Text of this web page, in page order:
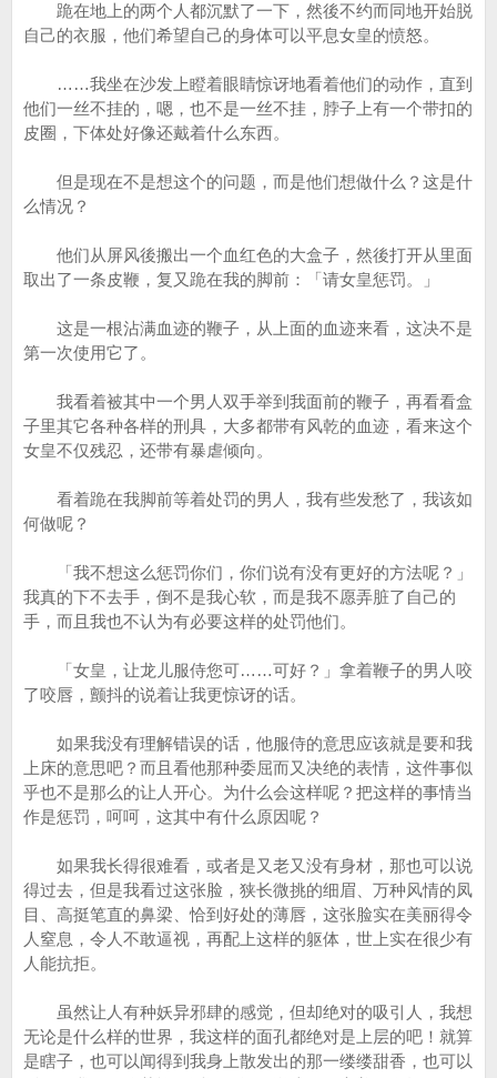
跪在地上的两个人都沉默了一下，然後不约而同地开始脱
自己的衣服，他们希望自己的身体可以平息女皇的愤怒。
……我坐在沙发上瞪着眼睛惊讶地看着他们的动作，直到
他们一丝不挂的，嗯，也不是一丝不挂，脖子上有一个带扣的
皮圈，下体处好像还戴着什么东西。
但是现在不是想这个的问题，而是他们想做什么？这是什
么情况？
他们从屏风後搬出一个血红色的大盒子，然後打开从里面
取出了一条皮鞭，复又跪在我的脚前：「请女皇惩罚。」
这是一根沾满血迹的鞭子，从上面的血迹来看，这决不是
第一次使用它了。
我看着被其中一个男人双手举到我面前的鞭子，再看看盒
子里其它各种各样的刑具，大多都带有风乾的血迹，看来这个
女皇不仅残忍，还带有暴虐倾向。
看着跪在我脚前等着处罚的男人，我有些发愁了，我该如
何做呢？
「我不想这么惩罚你们，你们说有没有更好的方法呢？」
我真的下不去手，倒不是我心软，而是我不愿弄脏了自己的
手，而且我也不认为有必要这样的处罚他们。
「女皇，让龙儿服侍您可……可好？」拿着鞭子的男人咬
了咬唇，颤抖的说着让我更惊讶的话。
如果我没有理解错误的话，他服侍的意思应该就是要和我
上床的意思吧？而且看他那种委屈而又决绝的表情，这件事似
乎也不是那么的让人开心。为什么会这样呢？把这样的事情当
作是惩罚，呵呵，这其中有什么原因呢？
如果我长得很难看，或者是又老又没有身材，那也可以说
得过去，但是我看过这张脸，狭长微挑的细眉、万种风情的凤
目、高挺笔直的鼻梁、恰到好处的薄唇，这张脸实在美丽得令
人窒息，令人不敢逼视，再配上这样的躯体，世上实在很少有
人能抗拒。
虽然让人有种妖异邪肆的感觉，但却绝对的吸引人，我想
无论是什么样的世界，我这样的面孔都绝对是上层的吧！就算
是瞎子，也可以闻得到我身上散发出的那一缕缕甜香，也可以